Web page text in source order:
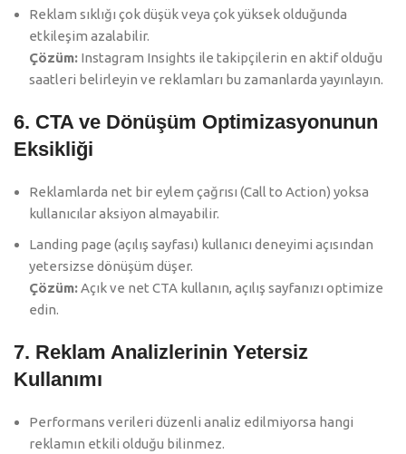
Reklam sıklığı çok düşük veya çok yüksek olduğunda
etkileşim azalabilir.
Çözüm: Instagram Insights ile takipçilerin en aktif olduğu
saatleri belirleyin ve reklamları bu zamanlarda yayınlayın.
6. CTA ve Dönüşüm Optimizasyonunun
Eksikliği
Reklamlarda net bir eylem çağrısı (Call to Action) yoksa
kullanıcılar aksiyon almayabilir.
Landing page (açılış sayfası) kullanıcı deneyimi açısından
yetersizse dönüşüm düşer.
Çözüm:Açık ve net CTA kullanın, açılış sayfanızı optimize
edin.
7. Reklam Analizlerinin Yetersiz
Kullanımı
Performans verileri düzenli analiz edilmiyorsa hangi
reklamın etkili olduğu bilinmez.